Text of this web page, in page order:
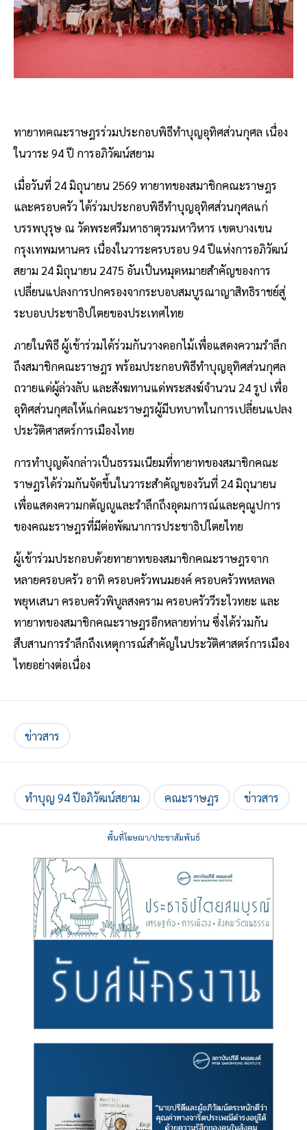
ทายาทคณะราษฎรร่วมประกอบพิธีทำบุญอุทิศส่วนกุศล เนื่อง
ในวาระ 94 ปี การอภิวัฒน์สยาม
เมื่อวันที่ 24 มิถุนายน 2569 ทายาทของสมาชิกคณะราษฎร
และครอบครัว ได้ร่วมประกอบพิธีทำบุญอุทิศส่วนกุศลแก่
บรรพบุรุษ ณ วัดพระศรีมหาธาตุวรมหาวิหาร เขตบางเขน
กรุงเทพมหานคร เนื่องในวาระครบรอบ 94 ปีแห่งการอภิวัฒน์
สยาม 24 มิถุนายน 2475 อันเป็นหมุดหมายสำคัญของการ
เปลี่ยนแปลงการปกครองจากระบอบสมบูรณาญาสิทธิราชย์สู่
ระบอบประชาธิปไตยของประเทศไทย
ภายในพิธี ผู้เข้าร่วมได้ร่วมกันวางดอกไม้เพื่อแสดงความรำลึก
ถึงสมาชิกคณะราษฎร พร้อมประกอบพิธีทำบุญอุทิศส่วนกุศล
ถวายแด่ผู้ล่วงลับ และสังฆทานแด่พระสงฆ์จำนวน 24 รูป เพื่อ
อุทิศส่วนกุศลให้แก่คณะราษฎรผู้มีบทบาทในการเปลี่ยนแปลง
ประวัติศาสตร์การเมืองไทย
การทำบุญดังกล่าวเป็นธรรมเนียมที่ทายาทของสมาชิกคณะ
ราษฎรได้ร่วมกันจัดขึ้นในวาระสำคัญของวันที่ 24 มิถุนายน
เพื่อแสดงความกตัญญูและรำลึกถึงอุดมการณ์และคุณูปการ
ของคณะราษฎรที่มีต่อพัฒนาการประชาธิปไตยไทย
ผู้เข้าร่วมประกอบด้วยทายาทของสมาชิกคณะราษฎรจาก
หลายครอบครัว อาทิ ครอบครัวพนมยงค์ ครอบครัวพหลพล
พยุหเสนา ครอบครัวพิบูลสงคราม ครอบครัววีระไวทยะ และ
ทายาทของสมาชิกคณะราษฎรอีกหลายท่าน ซึ่งได้ร่วมกัน
สืบสานการรำลึกถึงเหตุการณ์สำคัญในประวัติศาสตร์การเมือง
ไทยอย่างต่อเนื่อง
ข่าวสาร
ทำบุญ 94 ปีอภิวัฒน์สยาม คณะราษฏร ข่าวสาร
พื้นที่โฆษณา/ประชาสัมพันธ์